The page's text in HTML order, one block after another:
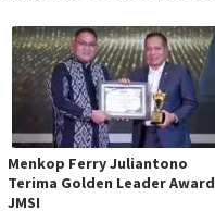
Menkop Ferry Juliantono
Terima Golden Leader Award
JMSI